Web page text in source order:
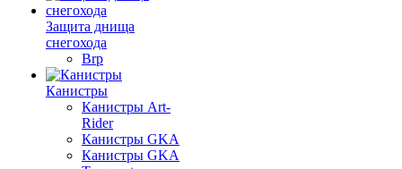
Защита днища
снегохода
Brp
Канистры
Канистры Art-
Rider
Канистры GKA
Канистры GKA